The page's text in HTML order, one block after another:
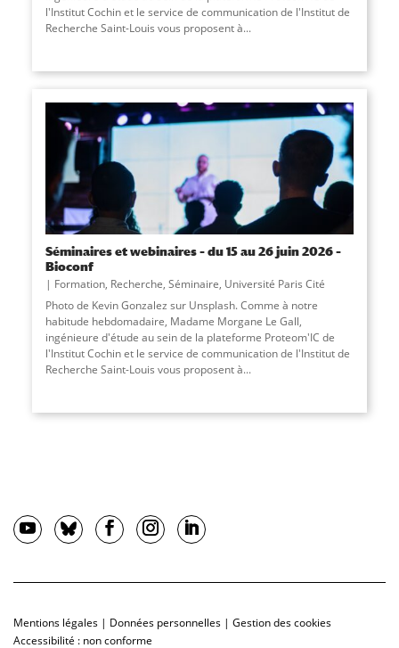
l'Institut Cochin et le service de communication de l'Institut de
Recherche Saint-Louis vous proposent à...
Séminaires et webinaires – du 15 au 26 juin 2026 –
Bioconf
Formation, Recherche, Séminaire, Université Paris Cité
Photo de Kevin Gonzalez sur Unsplash. Comme à notre
habitude hebdomadaire, Madame Morgane Le Gall,
ingénieure d'étude au sein de la plateforme Proteom'IC de
l'Institut Cochin et le service de communication de l'Institut de
Recherche Saint-Louis vous proposent à...
Mentions légales | Données personnelles | Gestion des cookies
Accessibilité : non conforme